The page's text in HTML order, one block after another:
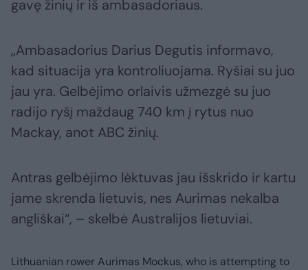
gavę žinių ir iš ambasadoriaus.
„Ambasadorius Darius Degutis informavo,
kad situacija yra kontroliuojama. Ryšiai su juo
jau yra. Gelbėjimo orlaivis užmezgė su juo
radijo ryšį maždaug 740 km į rytus nuo
Mackay, anot ABC žinių.
Antras gelbėjimo lėktuvas jau išskrido ir kartu
jame skrenda lietuvis, nes Aurimas nekalba
angliškai“, – skelbė Australijos lietuviai.
Lithuanian rower Aurimas Mockus, who is attempting to